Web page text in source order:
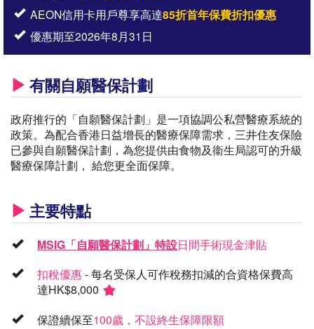
AEON信用卡用戶尊享高達85折首年保費折扣優惠
優惠期至2026年8月31日
有關自願醫保計劃
政府推行的「自願醫保計劃」是一項協調公私營醫療系統的
政策。為配合香港日益增長的醫療保障需求，三井住友保險
已參與自願醫保計劃，為您提供由食物及衞生局認可的升級
醫療保障計劃， 給您更全面保障。
主要特點
MSIG「自願醫保計劃」特設日間手術現金津貼
扣稅優惠- 每名受保人可作稅務扣減的合資格保費高
達HK$8,000
保證續保至100歲，不設終生保障限額